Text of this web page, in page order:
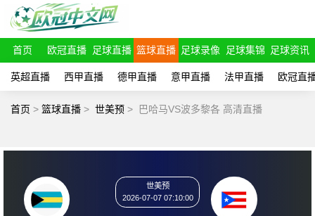
首页 欧冠直播 足球直播 篮球直播 足球录像 足球集锦 足球资讯
英超直播 西甲直播 德甲直播 意甲直播 法甲直播 欧冠直
首页 > 篮球直播 > 世美预 > 巴哈马VS波多黎各 高清直播